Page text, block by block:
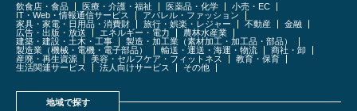
飲食店・食品 医療・介護・福祉 医薬品・化学
小売・EC
IT・Web・情報通信サービス
アパレル・ファッション
家具・家電・日用品・消費財
旅行・娯楽・レジャー 不動産
金融
広告・出版・放送
エネルギー・電力
農林水産業
建築・建設・土木・工事
製造・加工業（素材加工・加工品・部品）
製造業（機械・電機・電子部品）
輸送・運送・海運・物流
商社・卸
産廃・再生資源
美容・セルフケア・フィットネス
教育・保育
生活関連サービス
法人向けサービス その他
地域で探す